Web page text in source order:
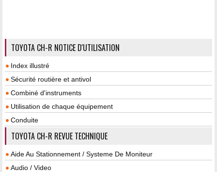
TOYOTA CH-R NOTICE D'UTILISATION
Index illustré
Sécurité routière et antivol
Combiné d'instruments
Utilisation de chaque équipement
Conduite
TOYOTA CH-R REVUE TECHNIQUE
Aide Au Stationnement / Systeme De Moniteur
Audio / Video